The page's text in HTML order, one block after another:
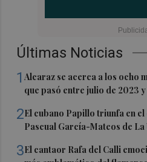
Últimas Noticias
1Alcaraz se acerca a los ocho
que pasó entre julio de 2023
2El cubano Papillo triunfa en
Pascual García-Mateos de La
3El cantaor Rafa del Calli